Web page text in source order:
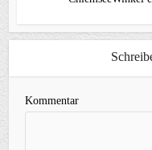
Kommentar